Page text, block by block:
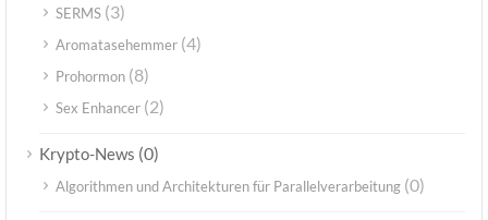
SERMS (3)
Aromatasehemmer (4)
Prohormon (8)
Sex Enhancer (2)
Krypto-News (0)
Algorithmen und Architekturen für Parallelverarbeitung (0)